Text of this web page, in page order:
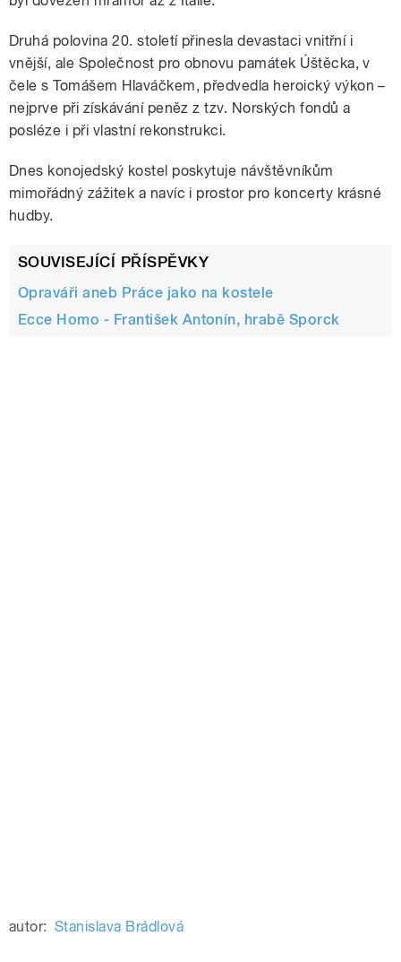
Druhá polovina 20. století přinesla devastaci vnitřní i
vnější, ale Společnost pro obnovu památek Úštěcka, v
čele s Tomášem Hlaváčkem, předvedla heroický výkon –
nejprve při získávání peněz z tzv. Norských fondů a
posléze i při vlastní rekonstrukci.
Dnes konojedský kostel poskytuje návštěvníkům
mimořádný zážitek a navíc i prostor pro koncerty krásné
hudby.
SOUVISEJÍCÍ PŘÍSPĚVKY
Opraváři aneb Práce jako na kostele
Ecce Homo - František Antonín, hrabě Sporck
autor: Stanislava Brádlová